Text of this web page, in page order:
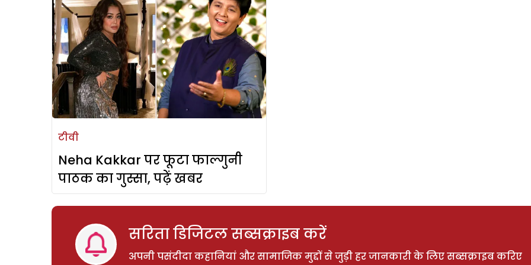
टीवी
Neha Kakkar पर फूटा फाल्गुनी
पाठक का गुस्सा, पढ़ें खबर
सरिता डिजिटल सब्सक्राइब करें
अपनी पसंदीदा कहानियां और सामाजिक मुद्दों से जुड़ी हर जानकारी के लिए सब्सक्राइब करिए